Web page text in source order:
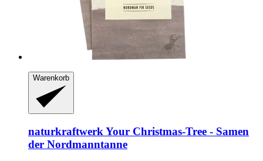
Warenkorb
naturkraftwerk Your Christmas-​Tree -​ Samen
der Nordmanntanne